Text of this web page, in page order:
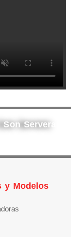
Servera
y Modelos